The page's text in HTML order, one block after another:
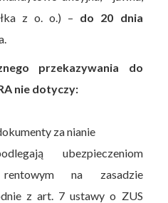
z o. o.) – do 20 dnia
przekazywania do
nie dotyczy:
za nianie
ubezpieczeniom
na zasadzie
z art. 7 ustawy o ZUS